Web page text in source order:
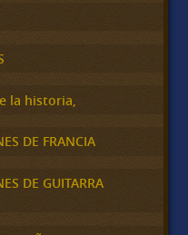
la historia,
DE FRANCIA
DE GUITARRA